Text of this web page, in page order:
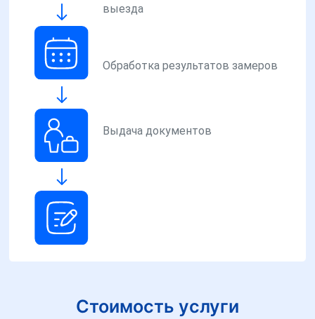
выезда
Обработка результатов замеров
Выдача документов
Стоимость услуги